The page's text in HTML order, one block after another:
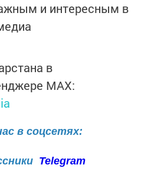
и интересным в
в
MАХ:
в соцсетях:
Telegram